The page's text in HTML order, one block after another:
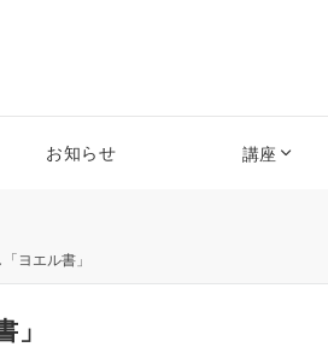
お知らせ 講座
ヨエル書」